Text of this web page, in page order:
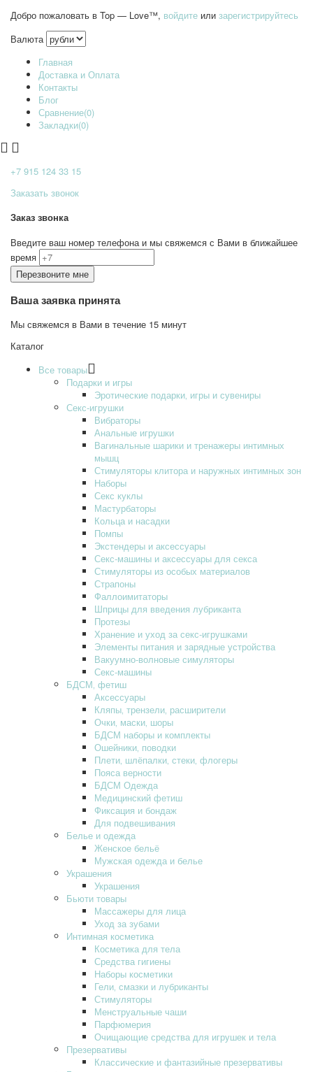
Добро пожаловать в Top — Love™, войдите или зарегистрируйтесь
Валюта
Главная
Доставка и Оплата
Контакты
Блог
Сравнение(0)
Закладки(0)
+7 915 124 33 15
Заказать звонок
Заказ звонка
Введите ваш номер телефона и мы свяжемся с Вами в ближайшее
время
Ваша заявка принята
Мы свяжемся в Вами в течение 15 минут
Каталог
Все товары
Подарки и игры
Эротические подарки‚ игры и сувениры
Секс-игрушки
Вибраторы
Анальные игрушки
Вагинальные шарики и тренажеры интимных
мышц
Стимуляторы клитора и наружных интимных зон
Наборы
Секс куклы
Мастурбаторы
Кольца и насадки
Помпы
Экстендеры и аксессуары
Секс-машины и аксессуары для секса
Стимуляторы из особых материалов
Страпоны
Фаллоимитаторы
Шприцы для введения лубриканта
Протезы
Хранение и уход за секс-игрушками
Элементы питания и зарядные устройства
Вакуумно-волновые симуляторы
Секс-машины
БДСМ‚ фетиш
Аксессуары
Кляпы‚ трензели‚ расширители
Очки‚ маски‚ шоры
БДСМ наборы и комплекты
Ошейники‚ поводки
Плети‚ шлёпалки‚ стеки‚ флогеры
Пояса верности
БДСМ Одежда
Медицинский фетиш
Фиксация и бондаж
Для подвешивания
Белье и одежда
Женское бельё
Мужская одежда и белье
Украшения
Украшения
Бьюти товары
Массажеры для лица
Уход за зубами
Интимная косметика
Косметика для тела
Средства гигиены
Наборы косметики
Гели‚ смазки и лубриканты
Стимуляторы
Менструальные чаши
Парфюмерия
Очищающие средства для игрушек и тела
Презервативы
Классические и фантазийные презервативы